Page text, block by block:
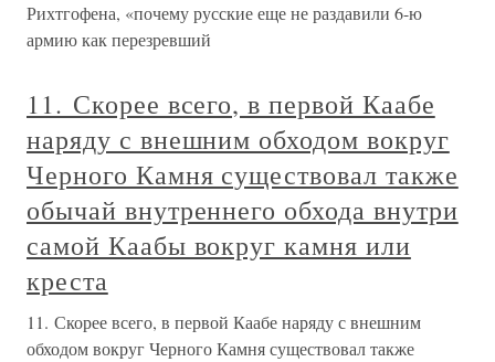
Рихтгофена, «почему русские еще не раздавили 6-ю
армию как перезревший
11. Скорее всего, в первой Каабе
наряду с внешним обходом вокруг
Черного Камня существовал также
обычай внутреннего обхода внутри
самой Каабы вокруг камня или
креста
11. Скорее всего, в первой Каабе наряду с внешним
обходом вокруг Черного Камня существовал также